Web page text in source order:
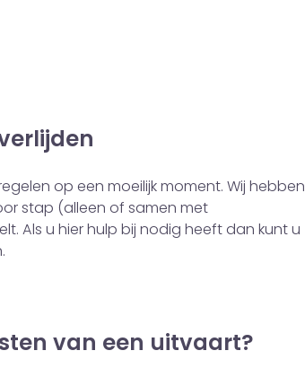
op een moeilijk moment. Wij hebben
stap (alleen of samen met
Als u hier hulp bij nodig heeft dan kunt u
van een uitvaart?